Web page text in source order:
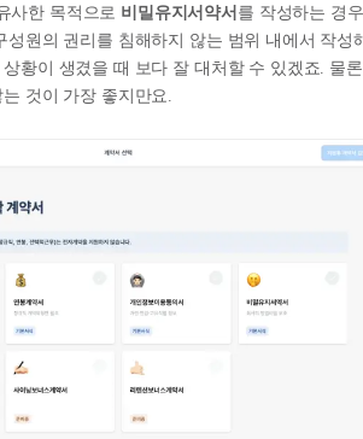
사한 목적으로 비밀유지서약서 를 작성하는 경우
성원의 권리를 침해하지 않는 범위 내에서 작성
황이 생겼을 때 보다 잘 대처할 수 있겠죠. 물론
것이 가장 좋지만요.